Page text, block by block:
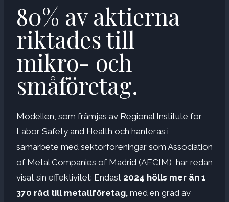
80% av aktierna
riktades till
mikro- och
småföretag.
Modellen, som främjas av Regional Institute for
Labor Safety and Health och hanteras i
samarbete med sektorföreningar som Association
of Metal Companies of Madrid (AECIM), har redan
visat sin effektivitet: Endast 2024 hölls mer än 1
370 råd till metallföretag, med en grad av